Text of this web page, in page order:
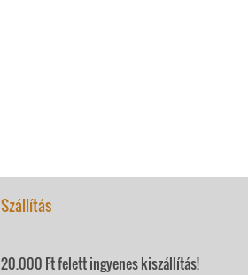
Szállítás
20.000 Ft felett ingyenes kiszállítás!